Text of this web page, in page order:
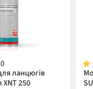
ланцюгів
XNT 250